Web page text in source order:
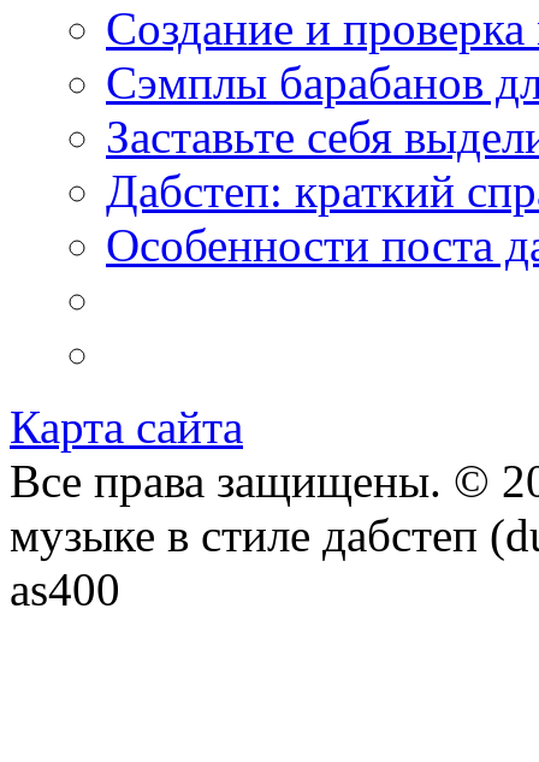
Создание и
Сэмплы барабанов
Заставьте себя
Дабстеп: краткий
Особенности поста
Карта сайта
Все права защищены. ©
музыке в стиле дабстеп
as400